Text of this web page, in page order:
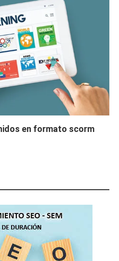
en formato scorm